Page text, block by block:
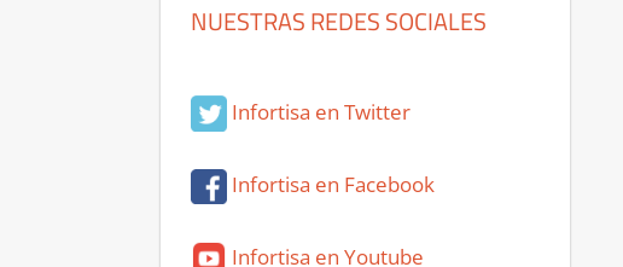
NUESTRAS REDES SOCIALES
Infortisa en Twitter
Infortisa en Facebook
Infortisa en Youtube